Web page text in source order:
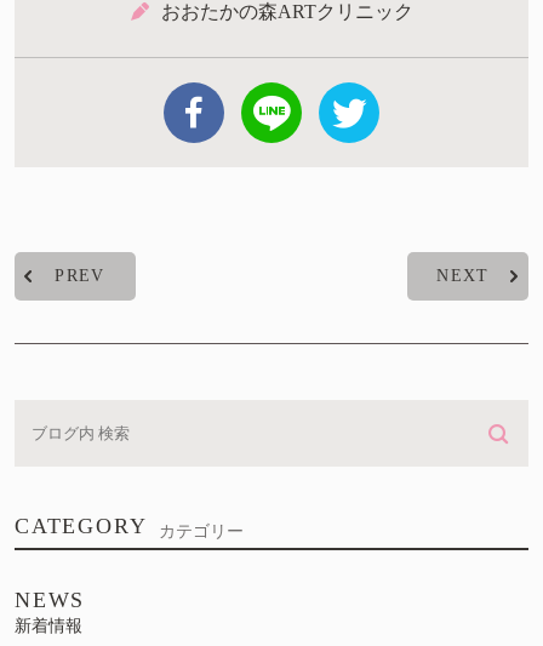
おおたかの森ARTクリニック
PREV NEXT
CATEGORY カテゴリー
NEWS
新着情報